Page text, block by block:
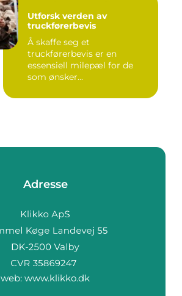
Utforsk verden av
truckførerbevis
Å skaffe seg et
truckførerbevis er en
essensiell milepæl for de
som ønsker...
Adresse
web: www.klikko.dk